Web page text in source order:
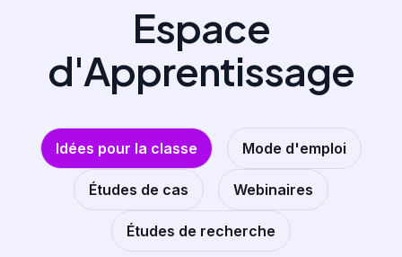
Espace
d'Apprentissage
Idées pour la classe Mode d'emploi
Études de cas Webinaires
Études de recherche